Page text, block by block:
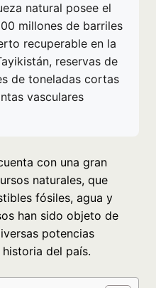
natural posee el
millones de barriles
recuperable en la
reservas de
de toneladas cortas
vasculares
con una gran
naturales, que
fósiles, agua y
han sido objeto de
potencias
del país.